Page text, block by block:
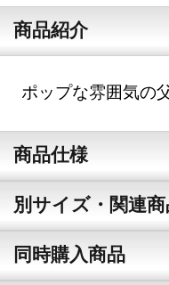
商品紹介
ポップな雰囲気の
商品仕様
別サイズ・関連
同時購入商品